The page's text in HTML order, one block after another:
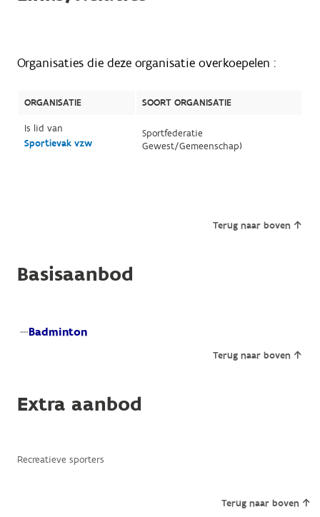
Organisaties die deze organisatie overkoepelen :
ORGANISATIE
SOORT ORGANISATIE
Is lid van
Sportievak vzw
Sportfederatie
Gewest/Gemeenschap)
Terug naar boven
Basisaanbod
Badminton
Terug naar boven
Extra aanbod
Recreatieve sporters
Terug naar boven